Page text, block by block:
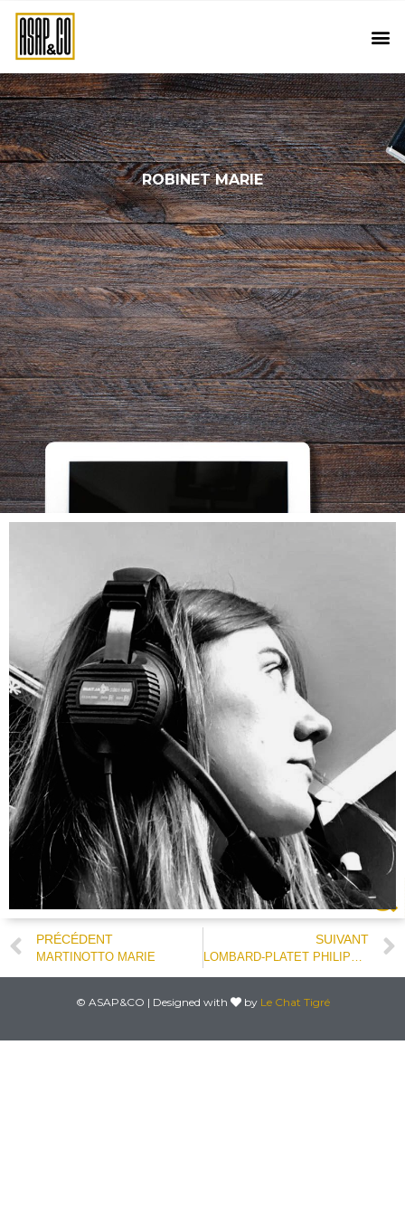
ROBINET MARIE
PRÉCÉDENT
MARTINOTTO MARIE
SUIVANT
LOMBARD-PLATET PHILIPPINE
© ASAP&CO | Designed with by Le Chat Tigré